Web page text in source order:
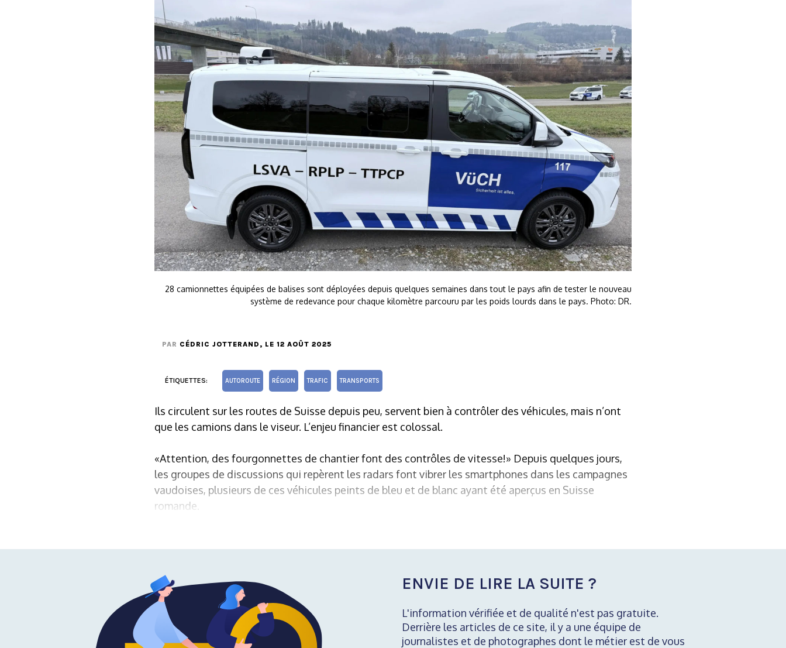
28 camionnettes équipées de balises sont déployées depuis quelques semaines dans tout le pays afin de tester le nouveau
système de redevance pour chaque kilomètre parcouru par les poids lourds dans le pays. Photo: DR.
PAR CÉDRIC JOTTERAND , LE 12 AOÛT 2025
ÉTIQUETTES: AUTOROUTE RÉGION TRAFIC TRANSPORTS
Ils circulent sur les routes de Suisse depuis peu, servent bien à contrôler des véhicules, mais n’ont
que les camions dans le viseur. L’enjeu financier est colossal.
«Attention, des fourgonnettes de chantier font des contrôles de vitesse!» Depuis quelques jours,
les groupes de discussions qui repèrent les radars font vibrer les smartphones dans les campagnes
vaudoises, plusieurs de ces véhicules peints de bleu et de blanc ayant été aperçus en Suisse
romande.
ENVIE DE LIRE LA SUITE ?
L'information vérifiée et de qualité n'est pas gratuite.
Derrière les articles de ce site, il y a une équipe de
journalistes et de photographes dont le métier est de vous